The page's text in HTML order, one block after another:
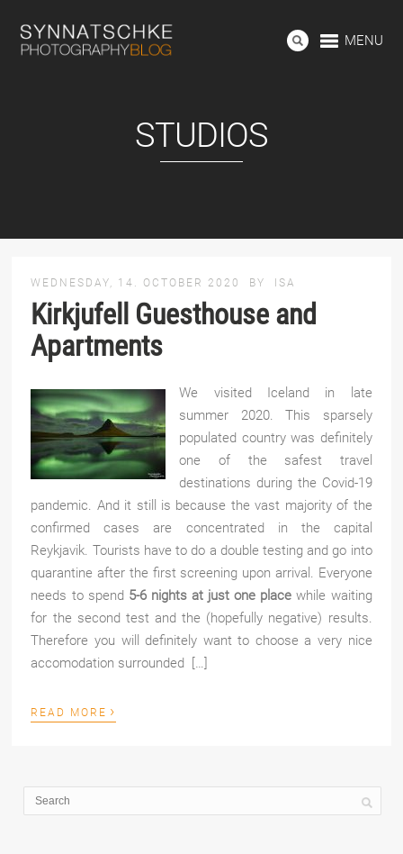
MENU
STUDIOS
WEDNESDAY, 14. OCTOBER 2020 BY ISA
Kirkjufell Guesthouse and
Apartments
We visited Iceland in late
summer 2020. This sparsely
populated country was definitely
one of the safest travel
destinations during the Covid-19
pandemic. And it still is because the vast majority of the
confirmed cases are concentrated in the capital
Reykjavik. Tourists have to do a double testing and go into
quarantine after the first screening upon arrival. Everyone
needs to spend 5-6 nights at just one place while waiting
for the second test and the (hopefully negative) results.
Therefore you will definitely want to choose a very nice
accomodation surrounded […]
READ MORE ›